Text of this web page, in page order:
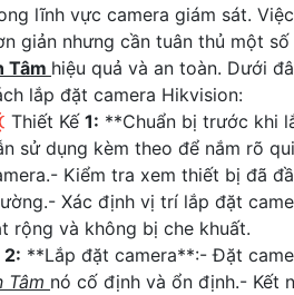
lĩnh vực camera giám sát.
giản nhưng cần tuân thủ một
Tâm hiệu quả và an toàn. Dưới
lắp đặt camera Hikvision:
Thiết Kế 1: **Chuẩn bị trước khi
sử dụng kèm theo để nắm rõ
Kiểm tra xem thiết bị đã
Xác định vị trí lắp đặt
rộng và không bị che khuất.
2: **Lắp đặt camera**:- Đặt
Tâm nó cố định và ổn định.- Kết